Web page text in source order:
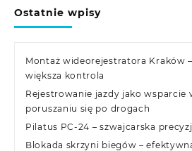
Ostatnie wpisy
Montaż wideorejestratora Kraków
większa kontrola
Rejestrowanie jazdy jako wsparcie
poruszaniu się po drogach
Pilatus PC-24 – szwajcarska
Blokada skrzyni biegów –